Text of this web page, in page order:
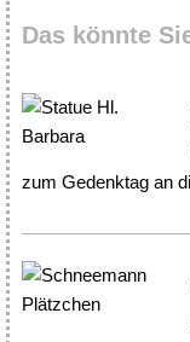
Das könnte
zum Gedenktag an